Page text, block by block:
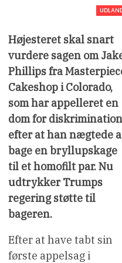
Højesteret skal snart
vurdere sagen om
Phillips fra
Cakeshop i Colorado,
som har appelleret en
dom for
efter at han nægtede
bage en bryllupskage
til et homofilt par. Nu
udtrykker Trumps
regering støtte til
bageren.
Efter at have tabt sin
første appelsag i